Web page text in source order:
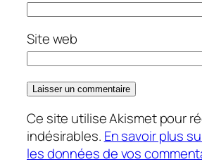
Site web
Ce site utilise Akismet pour
indésirables. En savoir plus
les données de vos